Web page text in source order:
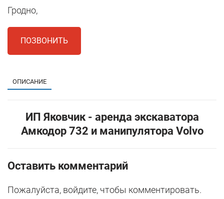
Гродно,
ПОЗВОНИТЬ
ОПИСАНИЕ
ИП Яковчик - аренда экскаватора
Амкодор 732 и манипулятора Volvo
Оставить комментарий
Пожалуйста, войдите, чтобы комментировать.